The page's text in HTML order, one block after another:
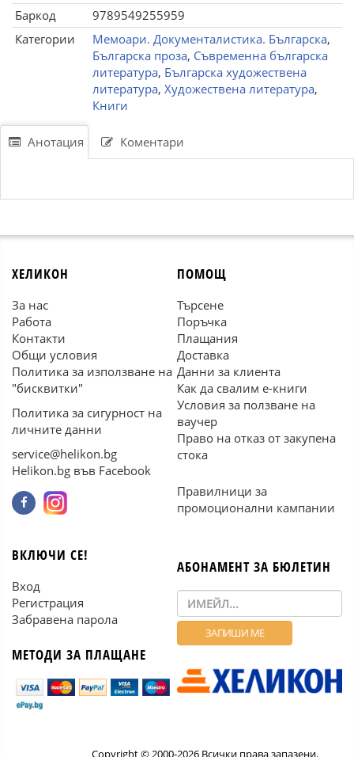
Баркод
9789549255959
Категории
Мемоари. Документалистика. Българска,
Българска проза, Съвременна българска
литература, Българска художествена
литература, Художествена литература,
Книги
Анотация Коментари
ХЕЛИКОН
За нас
Работа
Контакти
Общи условия
Политика за използване на
"бисквитки"
Политика за сигурност на
личните данни
service@helikon.bg
Helikon.bg във Facebook
ПОМОЩ
Търсене
Поръчка
Плащания
Доставка
Данни за клиента
Как да свалим е-книги
Условия за ползване на
ваучер
Право на отказ от закупена
стока
Правилници за
промоционални кампании
ВКЛЮЧИ СЕ!
Вход
Регистрация
Забравена парола
МЕТОДИ ЗА ПЛАЩАНЕ
АБОНАМЕНТ ЗА БЮЛЕТИН
Copyright © 2000-2026 Всички права запазени.